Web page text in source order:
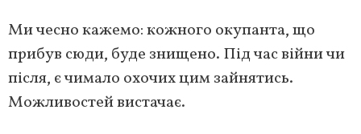
Ми чесно кажемо: кожного окупанта, що
прибув сюди, буде знищено. Під час війни чи
після, є чимало охочих цим зайнятись.
Можливостей вистачає.